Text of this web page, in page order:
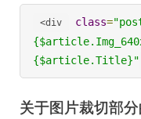
<div class=
{$article.Title}"
关于图片裁切部